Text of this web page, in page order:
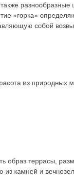
разнообразные
«горка»
собой
из природных
образ террасы,
из камней и